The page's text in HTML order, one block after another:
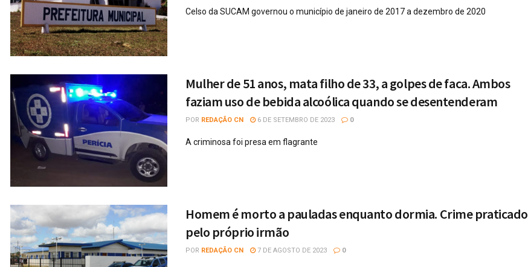
Celso da SUCAM governou o município de janeiro de 2017 a dezembro de 2020
Mulher de 51 anos, mata filho de 33, a golpes de faca. Ambos
faziam uso de bebida alcoólica quando se desentenderam
POR REDAÇÃO CN 6 DE SETEMBRO DE 2023 0
A criminosa foi presa em flagrante
Homem é morto a pauladas enquanto dormia. Crime praticado
pelo próprio irmão
POR REDAÇÃO CN 7 DE AGOSTO DE 2023 0